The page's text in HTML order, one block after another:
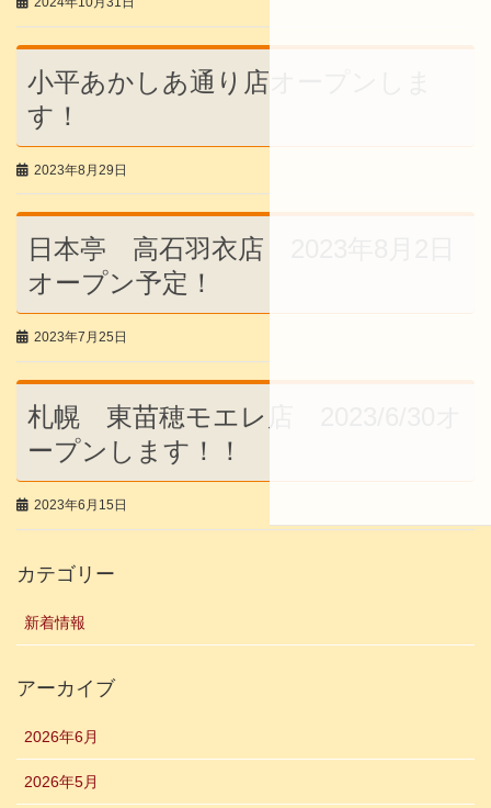
小平あかしあ通り店オープンしま
す！
2023年8月29日
日本亭 高石羽衣店 2023年8月2日
オープン予定！
2023年7月25日
札幌 東苗穂モエレ店 2023/6/30オ
ープンします！！
2023年6月15日
カテゴリー
新着情報
アーカイブ
2026年6月
2026年5月